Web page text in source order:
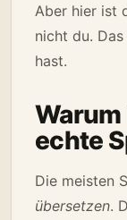
Aber hier ist
nicht du.
hast.
echte
Die meisten
übersetzen.